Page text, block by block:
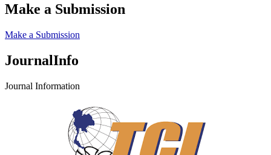
Make a Submission
Make a Submission
JournalInfo
Journal Information